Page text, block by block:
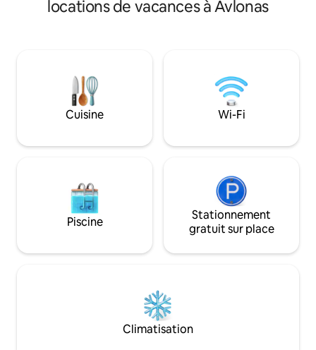
propriété est située dans un
neuf (fin. 2021) et est conçu et décoré
par des professionnels. Design moderne
contemporain, qui allie confort et
élégance. Détendez-vous - Admirez la
occupants. Nous
les chaises
tables pour que
et profitent de la
couchers de soleil.
locations de vacances à Avlonas
Cuisine Wi-Fi
Piscine
Stationnement
gratuit sur place
Climatisation